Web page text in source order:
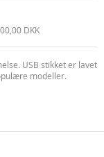
DKK
USB stikket er lavet
modeller.